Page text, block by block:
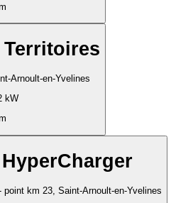
Arnoult-en-Yvelines
kW
km 23, Saint-Arnoult-en-Yvelines